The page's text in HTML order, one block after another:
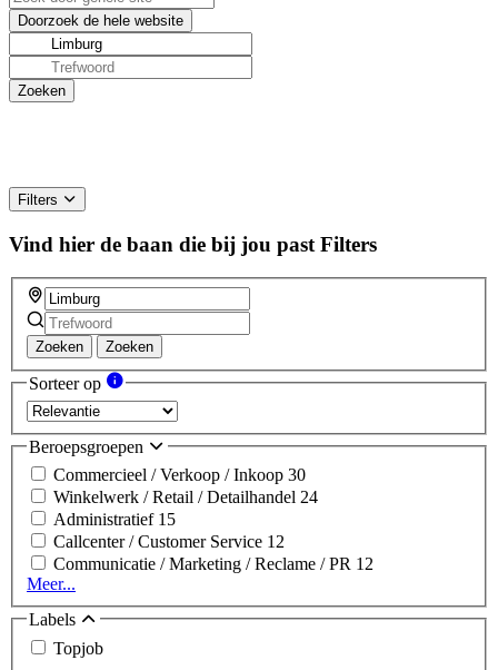
Filters
Vind hier de baan die bij jou past Filters
Zoeken Zoeken
Sorteer op
Beroepsgroepen
Commercieel / Verkoop / Inkoop 30
Winkelwerk / Retail / Detailhandel 24
Administratief 15
Callcenter / Customer Service 12
Communicatie / Marketing / Reclame / PR 12
Meer...
Labels
Topjob